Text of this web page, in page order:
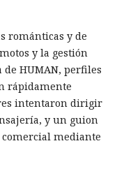
románticas y de
y la gestión
de HUMAN, perfiles
rápidamente
intentaron dirigir
y un guion
mediante